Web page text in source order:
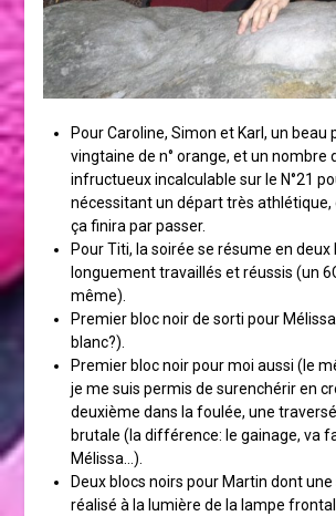
Pour Caroline, Simon et Karl, un beau
vingtaine de n° orange, et un nombre
infructueux incalculable sur le N°21
nécessitant un départ très athlétique,
ça finira par passer.
Pour Titi, la soirée se résume en deux
longuement travaillés et réussis (un
même).
Premier bloc noir de sorti pour
blanc?).
Premier bloc noir pour moi aussi (le
je me suis permis de surenchérir en
deuxième dans la foulée, une
brutale (la différence: le gainage, va
Mélissa…).
Deux blocs noirs pour Martin dont
réalisé à la lumière de la lampe